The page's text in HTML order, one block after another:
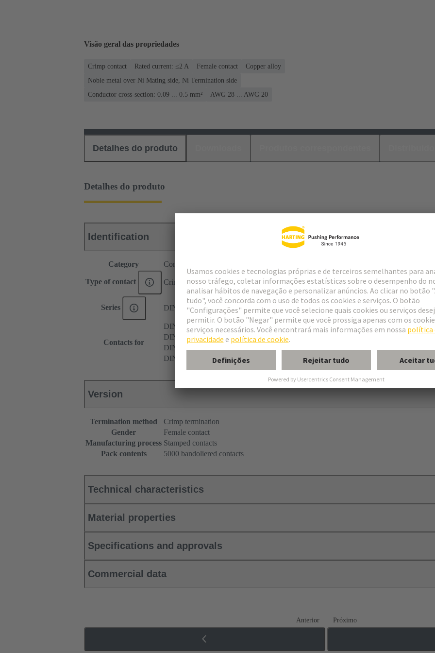
Visão geral das propriedades
Crimp contact Rated current: ≤2 A Female contact
Copper alloy
Noble metal over Ni Mating side, Ni Termination side
Conductor cross-section: 0.09 ... 0.5 mm²
AWG 28 ... AWG 20
Detalhes do produto
Detalhes do produto
Identification
Category Contacts
Type of contact Crimp contact
Series DIN 41612
Contacts for
DIN 41612 Type B
DIN 41612 Type C
DIN 41612 Type 2C
DIN 41612 Type 3C
Version
Termination method
Crimp termination
Gender
Female contact
Manufacturing process Stamped contacts
Pack contents
5000 bandoliered contacts
Technical characteristics
Material properties
Specifications and approvals
Commercial data
Anterior Próximo